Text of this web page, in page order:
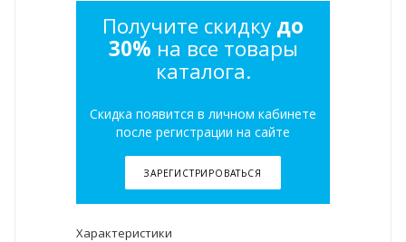
Получите скидку до
30% на все товары
каталога.
Скидка появится в личном кабинете
после регистрации на сайте
ЗАРЕГИСТРИРОВАТЬСЯ
Характеристики